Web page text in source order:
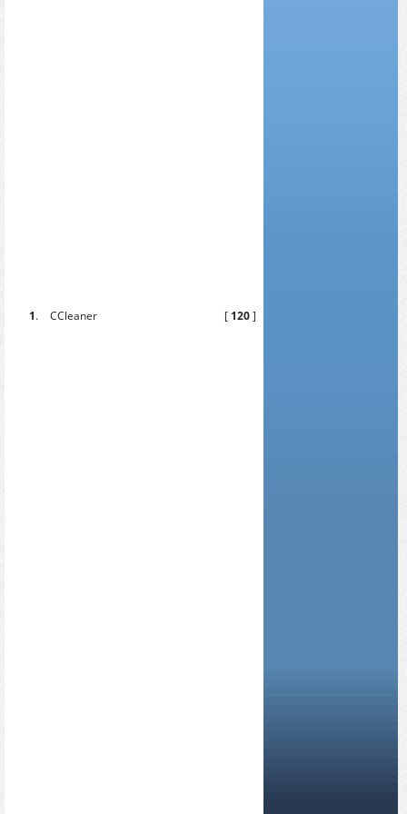
1. CCleaner [ 120]